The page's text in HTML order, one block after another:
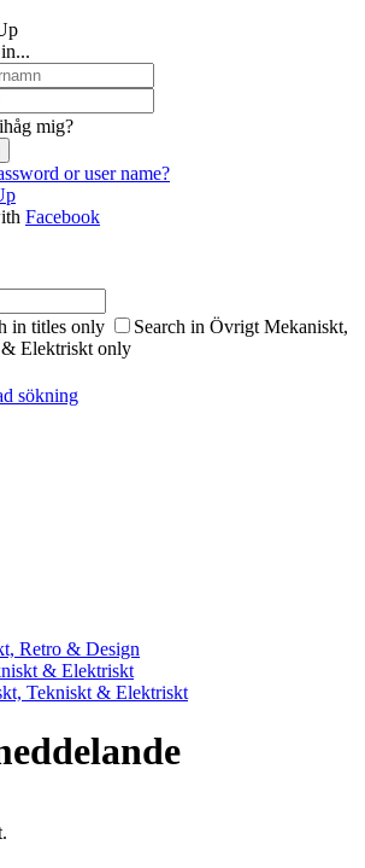
mig?
or user name?
Facebook
in titles only
Search in Övrigt Mekaniskt,
Elektriskt only
sökning
Retro & Design
& Elektriskt
Tekniskt & Elektriskt